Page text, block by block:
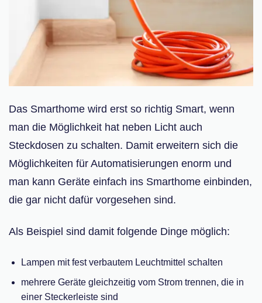
Das Smarthome wird erst so richtig Smart, wenn
man die Möglichkeit hat neben Licht auch
Steckdosen zu schalten. Damit erweitern sich die
Möglichkeiten für Automatisierungen enorm und
man kann Geräte einfach ins Smarthome einbinden,
die gar nicht dafür vorgesehen sind.
Als Beispiel sind damit folgende Dinge möglich:
Lampen mit fest verbautem Leuchtmittel schalten
mehrere Geräte gleichzeitig vom Strom trennen, die in
einer Steckerleiste sind